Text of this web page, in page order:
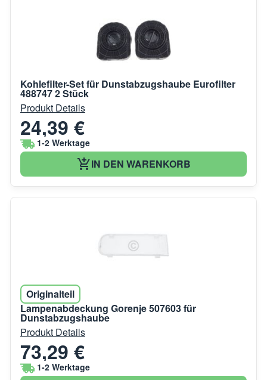
Kohlefilter-Set für Dunstabzugshaube Eurofilter
488747 2 Stück
Produkt Details
24,39 €
1-2 Werktage
IN DEN WARENKORB
Originalteil
Lampenabdeckung Gorenje 507603 für
Dunstabzugshaube
Produkt Details
73,29 €
1-2 Werktage